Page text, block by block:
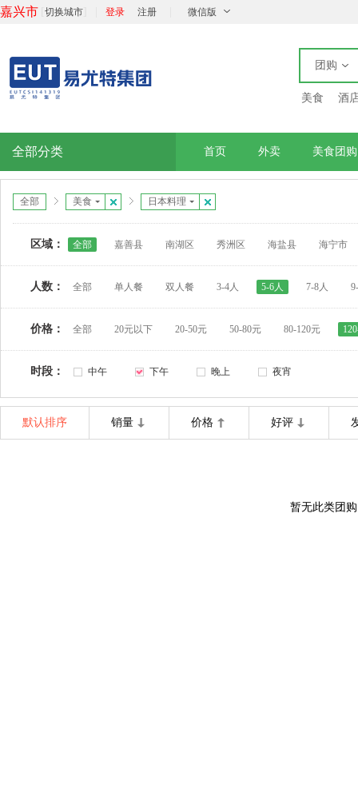
嘉兴市 切换城市 登录 注册 微信版
团购
美食 酒
全部分类 首页 外卖 美食团购
全部 美食 日本料理
区域： 全部 嘉善县 南湖区 秀洲区 海盐县 海宁市
人数： 全部 单人餐 双人餐 3-4人 5-6人 7-8人
价格： 全部 20元以下 20-50元 50-80元 80-120元
时段： 中午 下午 晚上 夜宵
默认排序 销量 价格 好评
暂无此类团